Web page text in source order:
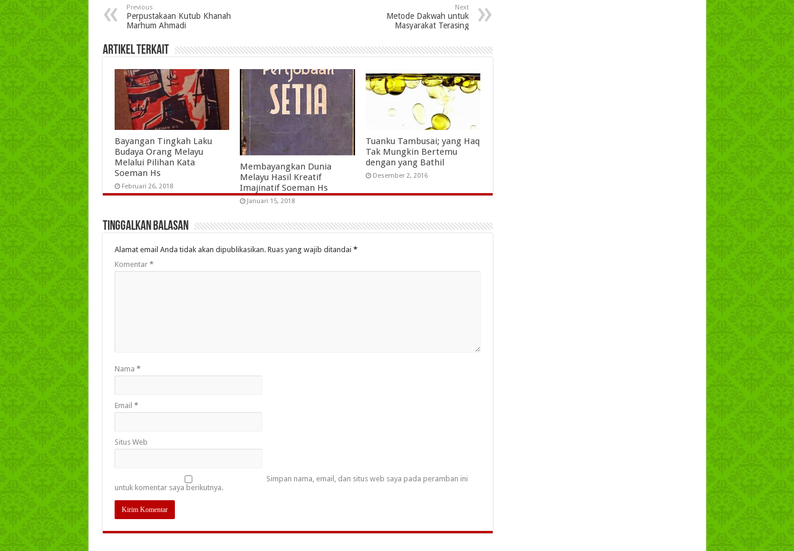
Previous
Perpustakaan Kutub Khanah
Marhum Ahmadi
Next
Metode Dakwah untuk
Masyarakat Terasing
Artikel Terkait
Bayangan Tingkah Laku
Budaya Orang Melayu
Melalui Pilihan Kata
Soeman Hs
Februari 26, 2018
Membayangkan Dunia
Melayu Hasil Kreatif
Imajinatif Soeman Hs
Januari 15, 2018
Tuanku Tambusai; yang Haq
Tak Mungkin Bertemu
dengan yang Bathil
Desember 2, 2016
Tinggalkan Balasan
Alamat email Anda tidak akan dipublikasikan. Ruas yang wajib ditandai *
Komentar *
Nama *
Email *
Situs Web
Simpan nama, email, dan situs web saya pada peramban ini
untuk komentar saya berikutnya.